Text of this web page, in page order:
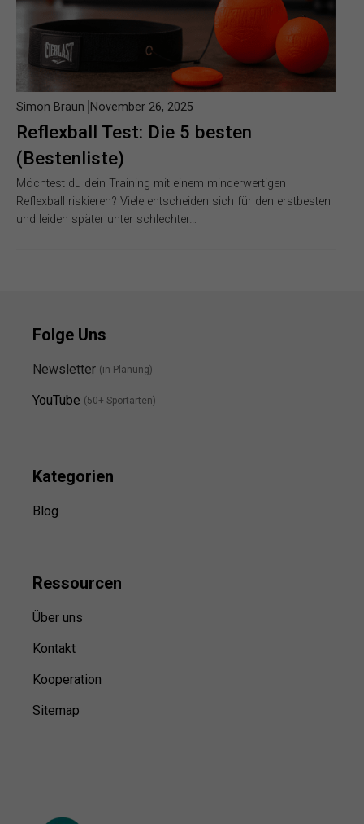
Reflexball Test: Die 5 besten
(Bestenliste)
Simon Braun November 26, 2025
Möchtest du dein Training mit einem minderwertigen
Reflexball riskieren? Viele entscheiden sich für den erstbesten
und leiden später unter schlechter…
Folge Uns
Newsletter (in Planung)
YouTube (50+ Sportarten)
Kategorien
Blog
Ressourcen
Über uns
Kontakt
Kooperation
Sitemap